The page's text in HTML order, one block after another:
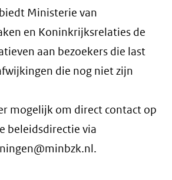
Ministerie van
en Koninkrijksrelaties de
aan bezoekers die last
die nog niet zijn
mogelijk om direct contact op
beleidsdirectie via